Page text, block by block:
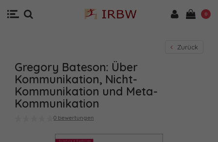
0
Zurück
Gregory Bateson: Über
Kommunikation, Nicht-
Kommunikation und Meta-
Kommunikation
0 bewertungen